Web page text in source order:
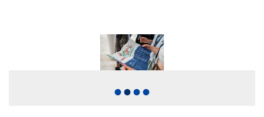
fiber_manual_record fiber_manual_record fiber_manual_record fiber_manual_record